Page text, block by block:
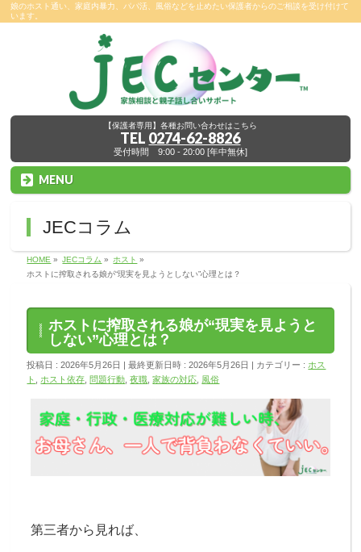
娘のホスト通い、家庭内暴力、パパ活、風俗などを止めたい保護者からのご相談を受け付けて
います。
【保護者専用】各種お問い合わせはこちら
TEL 0274-62-8826
受付時間 9:00 - 20:00 [年中無休]
MENU
JECコラム
HOME » JECコラム » ホスト »
ホストに搾取される娘が“現実を見ようとしない”心理とは？
ホストに搾取される娘が“現実を見ようと
しない”心理とは？
投稿日 : 2026年5月26日 最終更新日時 : 2026年5月26日 カテゴリー : ホス
ト
ホスト依存 問題行動 ,夜職 ,家族の対応 風俗
第三者から見れば、